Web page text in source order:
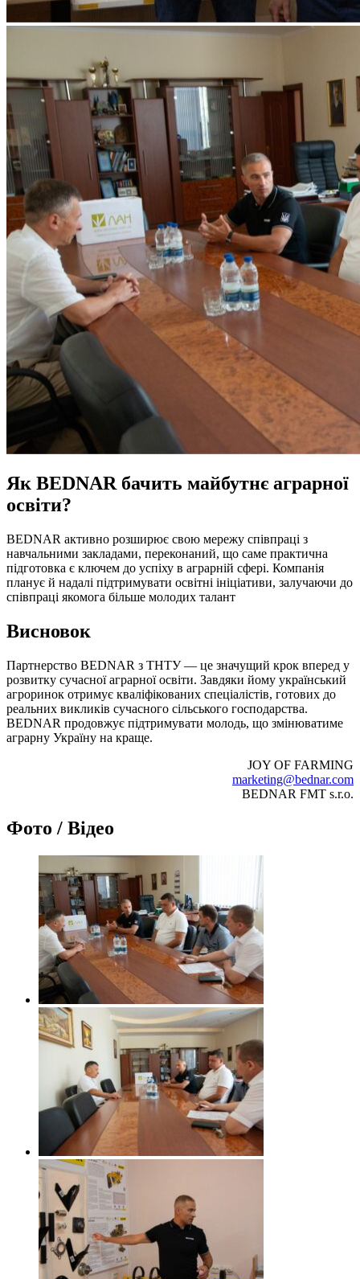
Як BEDNAR бачить майбутнє аграрної
освіти?
BEDNAR активно розширює свою мережу співпраці з
навчальними закладами, переконаний, що саме практична
підготовка є ключем до успіху в аграрній сфері. Компанія
планує й надалі підтримувати освітні ініціативи, залучаючи до
співпраці якомога більше молодих талант
Висновок
Партнерство BEDNAR з ТНТУ — це значущий крок вперед у
розвитку сучасної аграрної освіти. Завдяки йому український
агроринок отримує кваліфікованих спеціалістів, готових до
реальних викликів сучасного сільського господарства.
BEDNAR продовжує підтримувати молодь, що змінюватиме
аграрну Україну на краще.
JOY OF FARMING
marketing@bednar.com
BEDNAR FMT s.r.o.
Фото / Відео